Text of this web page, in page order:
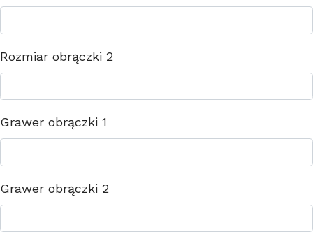
Rozmiar obrączki 2
Grawer obrączki 1
Grawer obrączki 2